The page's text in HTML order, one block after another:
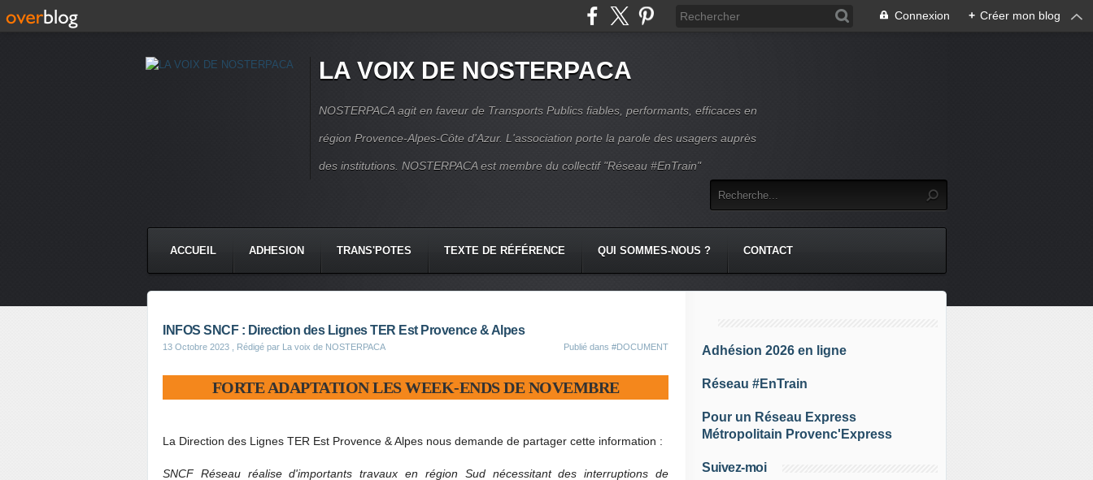
Connexion + Créer mon blog
LA VOIX DE NOSTERPACA
NOSTERPACA agit en faveur de Transports Publics fiables, performants, efficaces en
région Provence-Alpes-Côte d'Azur. L'association porte la parole des usagers auprès
des institutions. NOSTERPACA est membre du collectif "Réseau #EnTrain"
ACCUEIL ADHESION TRANS'POTES TEXTE DE RÉFÉRENCE QUI SOMMES-NOUS ? CONTACT
INFOS SNCF : Direction des Lignes TER Est Provence & Alpes
13 Octobre 2023 , Rédigé par La voix de NOSTERPACA Publié dans #DOCUMENT
FORTE ADAPTATION LES WEEK-ENDS DE NOVEMBRE
La Direction des Lignes TER Est Provence & Alpes nous demande de partager cette information :
SNCF Réseau réalise d'importants travaux en région Sud nécessitant des interruptions de
Adhésion 2026 en ligne
Réseau #EnTrain
Pour un Réseau Express
Métropolitain Provenc'Express
Suivez-moi